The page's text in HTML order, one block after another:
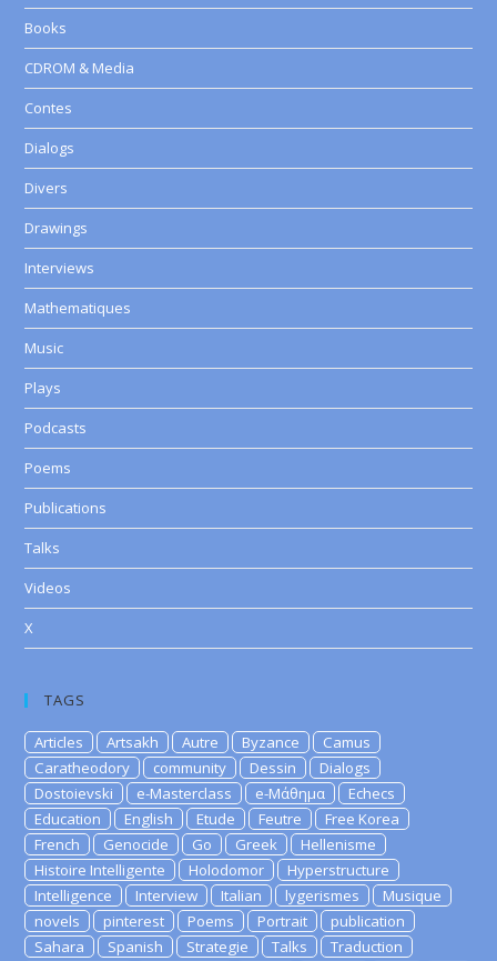
Books
CDROM & Media
Contes
Dialogs
Divers
Drawings
Interviews
Mathematiques
Music
Plays
Podcasts
Poems
Publications
Talks
Videos
X
TAGS
Articles Artsakh Autre Byzance
Camus
Caratheodory
community Dessin
Dialogs
Dostoievski
e-Masterclass e-Μάθημα
Echecs
Education
English Etude Feutre
Free Korea
French
Genocide Go Greek
Hellenisme
Histoire Intelligente
Holodomor
Hyperstructure
Intelligence
Interview Italian lygerismes
Musique
novels
pinterest Poems Portrait
publication
Sahara
Spanish Strategie Talks
Traduction